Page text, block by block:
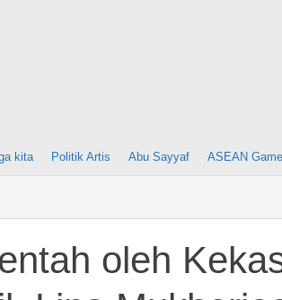
kita Politik Artis Abu Sayyaf ASEAN
oleh